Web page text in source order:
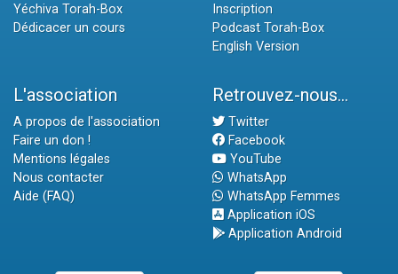
Yéchiva Torah-Box
Dédicacer un cours
Inscription
Podcast Torah-Box
English Version
L'association
A propos de l'association
Faire un don !
Mentions légales
Nous contacter
Aide (FAQ)
Retrouvez-nous...
Twitter
Facebook
YouTube
WhatsApp
WhatsApp Femmes
Application iOS
Application Android